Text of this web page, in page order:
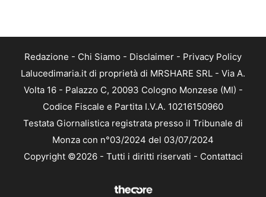
Redazione - Chi Siamo - Disclaimer - Privacy Policy
Lalucedimaria.it di proprietà di MRSHARE SRL - Via A.
Volta 16 - Palazzo C, 20093 Cologno Monzese (MI) -
Codice Fiscale e Partita I.V.A. 10216150960
Testata Giornalistica registrata presso il Tribunale di
Monza con n°03/2024 del 03/07/2024
Copyright ©2026 - Tutti i diritti riservati - Contattaci